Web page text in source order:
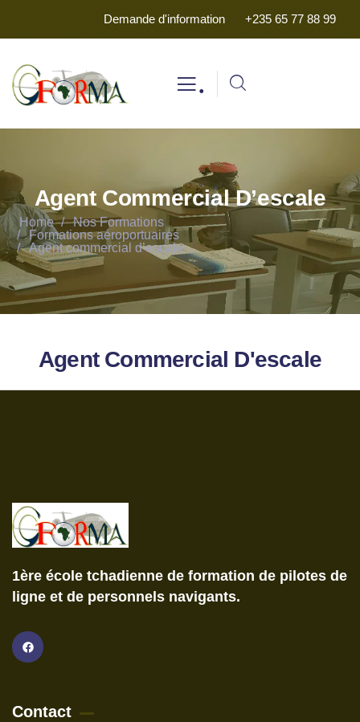
Demande d'information +235 65 77 88 99
.
Agent Commercial D’escale
Home
Nos Formations
Formations aéroportuaires
Agent commercial d’escale
Agent Commercial D'escale
1ère école tchadienne de formation de pilotes de
ligne et de personnels navigants.
Contact